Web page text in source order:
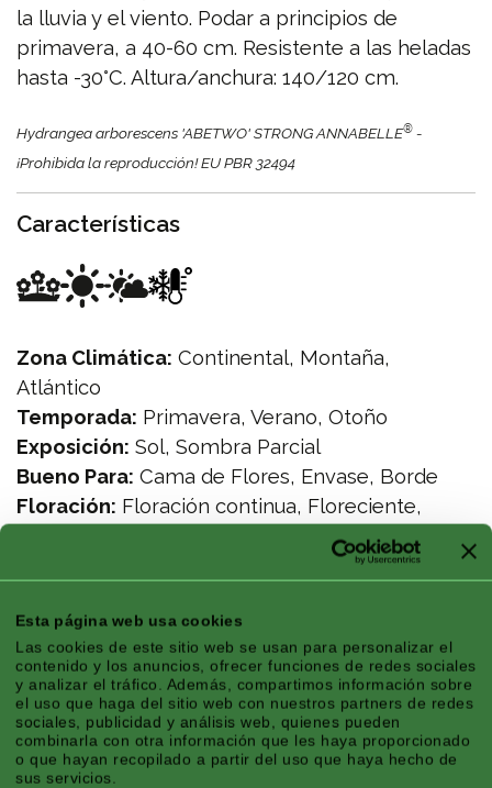
Esta página web usa cookies
Las cookies de este sitio web se usan para personalizar el
contenido y los anuncios, ofrecer funciones de redes sociales
y analizar el tráfico. Además, compartimos información sobre
el uso que haga del sitio web con nuestros partners de redes
sociales, publicidad y análisis web, quienes pueden
combinarla con otra información que les haya proporcionado
o que hayan recopilado a partir del uso que haya hecho de
sus servicios.
la lluvia y el viento. Podar a principios de
primavera, a 40-60 cm. Resistente a las heladas
hasta -30°C. Altura/anchura: 140/120 cm.
Hydrangea arborescens 'ABETWO' STRONG ANNABELLE® -
¡Prohibida la reproducción! EU PBR 32494
Características
Zona Climática: Continental, Montaña,
Atlántico
Temporada: Primavera, Verano, Otoño
Exposición: Sol, Sombra Parcial
Bueno Para: Cama de Flores, Envase, Borde
Floración: Floración continua, Floreciente,